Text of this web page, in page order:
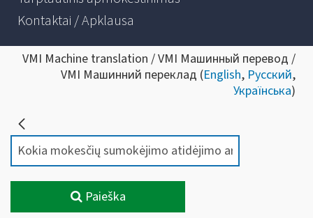
Kontaktai / Apklausa
VMI Machine translation / VMI Машинный перевод /
VMI Машинний переклад (English, Русский,
Українська)
Paieška